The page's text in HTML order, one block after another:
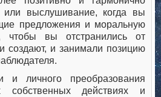
или выслушивание, когда вы
предложения и моральную
чтобы вы отстранились от
создают, и занимали позицию
и личного преобразования
собственных действиях и